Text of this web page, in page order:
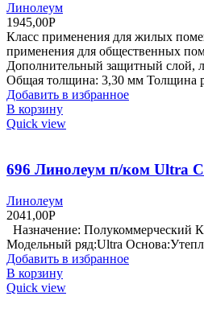
Линолеум
1945,00Р
Класс применения для жилых
применения для общественных
Дополнительный защитный слой,
Общая толщина: 3,30 мм Толщина
Добавить в избранное
В корзину
Quick view
696 Линолеум п/ком Ultra
Линолеум
2041,00Р
Назначение: Полукоммерческий
Модельный ряд:Ultra
Добавить в избранное
В корзину
Quick view